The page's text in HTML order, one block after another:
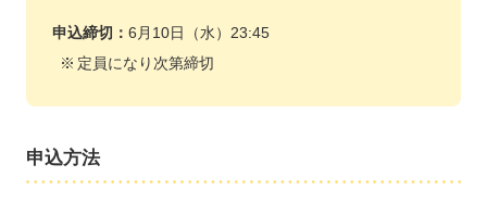
申込締切： 6月10日（水）23:45
定員になり次第締切
申込方法